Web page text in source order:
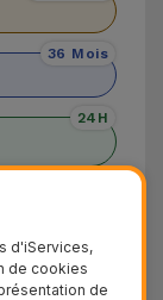
36 Mois
24H
s'est
de 2018.
d'iServices,
de cookies
de